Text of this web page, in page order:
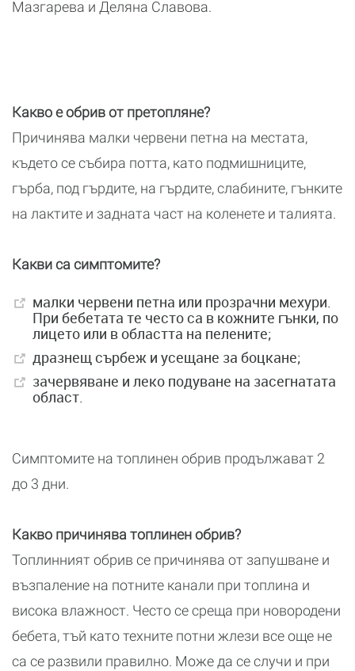
Мазгарева и Деляна Славова.
Какво е обрив от претопляне?
Причинява малки червени петна на местата,
където се събира потта, като подмишниците,
гърба, под гърдите, на гърдите, слабините, гънките
на лактите и задната част на коленете и талията.
Какви са симптомите?
малки червени петна или прозрачни мехури.
При бебетата те често са в кожните гънки, по
лицето или в областта на пелените;
дразнещ сърбеж и усещане за боцкане;
зачервяване и леко подуване на засегнатата
област.
Симптомите на топлинен обрив продължават 2
до 3 дни.
Какво причинява топлинен обрив?
Топлинният обрив се причинява от запушване и
възпаление на потните канали при топлина и
висока влажност. Често се среща при новородени
бебета, тъй като техните потни жлези все още не
са се развили правилно. Може да се случи и при